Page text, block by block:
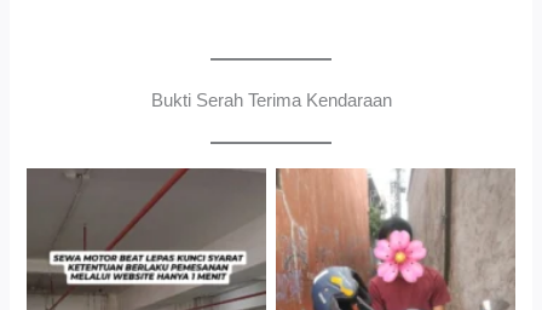
Bukti Serah Terima Kendaraan